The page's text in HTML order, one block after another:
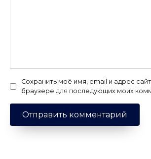
Сохранить моё имя, email и адрес
браузере для последующих моих